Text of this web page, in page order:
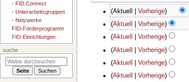
Aktuell Vorherige
K
e
i
n
B
e
Aktuell Vorherige
K
e
i
n
B
Aktuell Vorherige
K
e
i
n
Aktuell Vorherige
K
e
i
Aktuell Vorherige
K
Aktuell Vorherige
- FID.Connect
- Unterarbeitsgruppen
- Netzwerke
FID-Förderprogramm
FID-Einrichtungen
suche